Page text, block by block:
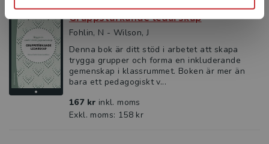
Gruppstärkande ledarskap
Fohlin, N - Wilson, J
Denna bok är ditt stöd i arbetet att skapa
trygga grupper och forma en inkluderande
gemenskap i klassrummet. Boken är mer än
bara ett pedagogiskt v...
167 kr inkl. moms
Exkl. moms: 158 kr